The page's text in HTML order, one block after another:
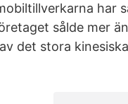
har
sålde mer
det stora